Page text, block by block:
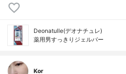
Deonatulle(デオナチュレ)
薬用男すっきりジェルバー
Kor